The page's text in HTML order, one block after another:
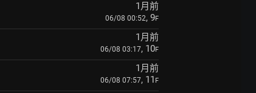
1月前
06/08 00:52, 9F
1月前
06/08 03:17, 10F
1月前
06/08 07:57, 11 F